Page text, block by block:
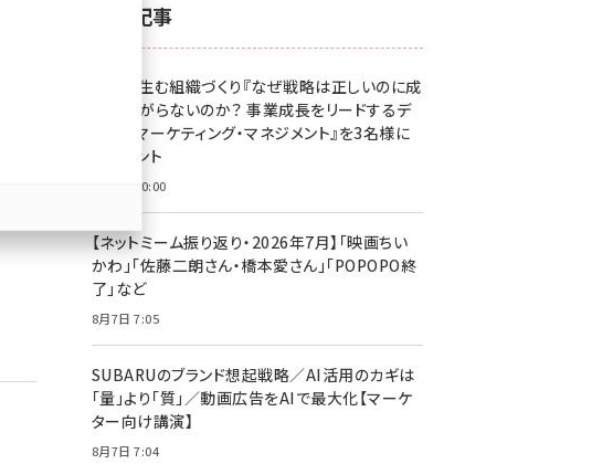
z世代 (1623)
meo (1277)
llmo (1167)
新着記事
成果を生む組織づくり『なぜ戦略は正しいのに成
果があがらないのか？ 事業成長をリードするデ
ジタルマーケティング・マネジメント』を3名様に
プレゼント
8月7日 10:00
【ネットミーム振り返り・2026年7月】「映画ちい
かわ」「佐藤二朗さん・橋本愛さん」「POPOPO終
了」など
8月7日 7:05
SUBARUのブランド想起戦略／AI活用のカギは
「量」より「質」／動画広告をAIで最大化【マーケ
ター向け講演】
8月7日 7:04